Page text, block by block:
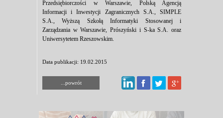
Przedsiębiorczości w Warszawie, Polską Agencją
Informacji i Inwestycji Zagranicznych S.A., SIMPLE
S.A., Wyższą Szkołą Informatyki Stosowanej i
Zarządzania w Warszawie, Prószyński i S-ka S.A. oraz
Uniwersytetem Rzeszowskim.
Data publikacji: 19.02.2015
...powrót